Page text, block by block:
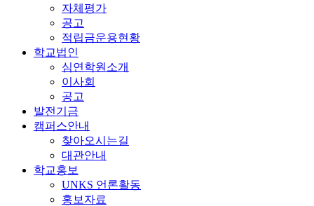
자체평가
공고
적립금운용현황
학교법인
심연학원소개
이사회
공고
발전기금
캠퍼스안내
찾아오시는길
대관안내
학교홍보
UNKS 언론활동
홍보자료